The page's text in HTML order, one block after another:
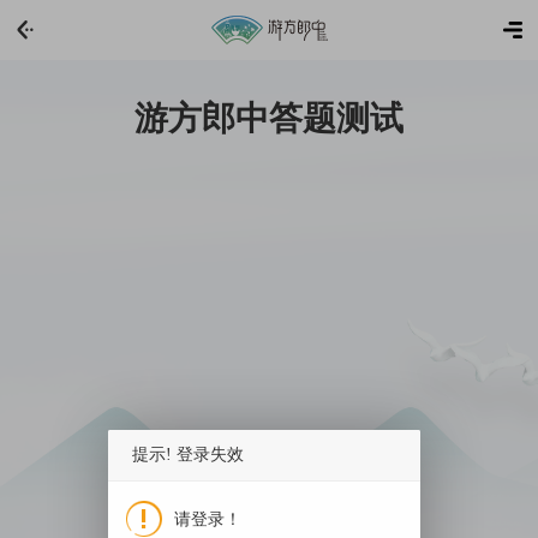
游方郎中答题测试
提示! 登录失效
请登录！